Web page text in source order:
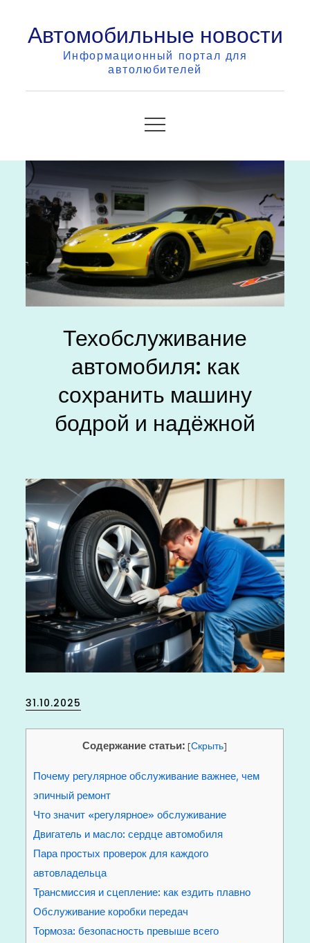
contentАвтомобильные новости
Информационный портал для
автолюбителей
Техобслуживание
автомобиля: как
сохранить машину
бодрой и надёжной
Posted
31.10.2025
Содержание статьи: [Скрыть]
Почему регулярное обслуживание важнее, чем
эпичный ремонт
Что значит «регулярное» обслуживание
Двигатель и масло: сердце автомобиля
Пара простых проверок для каждого
автовладельца
Трансмиссия и сцепление: как ездить плавно
Обслуживание коробки передач
Тормоза: безопасность превыше всего